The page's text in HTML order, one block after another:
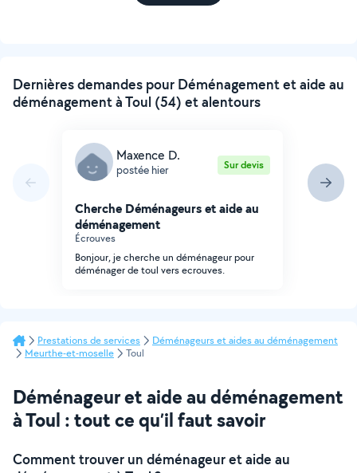
Dernières demandes pour Déménagement et aide au
déménagement à Toul (54) et alentours
Maxence D.
postée hier Sur devis
Cherche Déménageurs et aide au
déménagement
Écrouves
Bonjour, je cherche un déménageur pour
déménager de toul vers ecrouves.
Prestations de services
Déménageurs et aides au déménagement
Meurthe-et-moselle
Toul
Déménageur et aide au déménagement
à Toul : tout ce qu’il faut savoir
Comment trouver un déménageur et aide au